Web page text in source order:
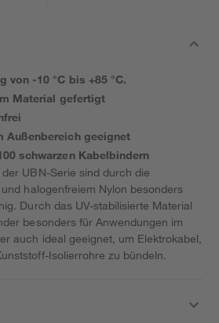
von -10 °C bis +85 °C.
Material gefertigt
Außenbereich geeignet
schwarzen Kabelbindern
UBN-Serie sind durch die
halogenfreiem Nylon besonders
Durch das UV-stabilisierte Material
besonders für Anwendungen im
auch ideal geeignet, um Elektrokabel,
Isolierrohre zu bündeln.